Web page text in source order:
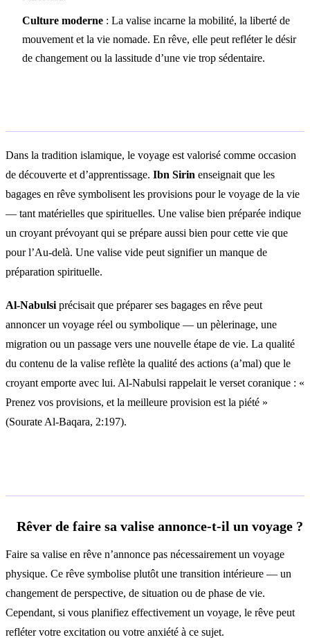
Culture moderne : La valise incarne la mobilité, la liberté de
mouvement et la vie nomade. En rêve, elle peut refléter le désir
de changement ou la lassitude d’une vie trop sédentaire.
Dans la tradition islamique, le voyage est valorisé comme occasion
de découverte et d’apprentissage. Ibn Sirin enseignait que les
bagages en rêve symbolisent les provisions pour le voyage de la vie
— tant matérielles que spirituelles. Une valise bien préparée indique
un croyant prévoyant qui se prépare aussi bien pour cette vie que
pour l’Au-delà. Une valise vide peut signifier un manque de
préparation spirituelle.
Al-Nabulsi précisait que préparer ses bagages en rêve peut
annoncer un voyage réel ou symbolique — un pèlerinage, une
migration ou un passage vers une nouvelle étape de vie. La qualité
du contenu de la valise reflète la qualité des actions (a’mal) que le
croyant emporte avec lui. Al-Nabulsi rappelait le verset coranique : «
Prenez vos provisions, et la meilleure provision est la piété »
(Sourate Al-Baqara, 2:197).
Rêver de faire sa valise annonce-t-il un voyage ?
Faire sa valise en rêve n’annonce pas nécessairement un voyage
physique. Ce rêve symbolise plutôt une transition intérieure — un
changement de perspective, de situation ou de phase de vie.
Cependant, si vous planifiez effectivement un voyage, le rêve peut
refléter votre excitation ou votre anxiété à ce sujet.